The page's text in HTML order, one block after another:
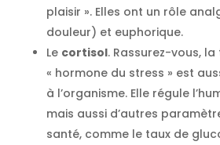
plaisir ». Elles ont un rôle
douleur) et euphorique.
Le cortisol. Rassurez-vous,
« hormone du stress » est
à l’organisme. Elle régule
mais aussi d’autres
santé, comme le taux de